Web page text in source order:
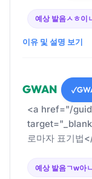
예상 발음ㅅㅎ이
이유 및 설명 보기
GWAN ✓
<a href="/
로마자 표기법
예상 발음ㄱw아